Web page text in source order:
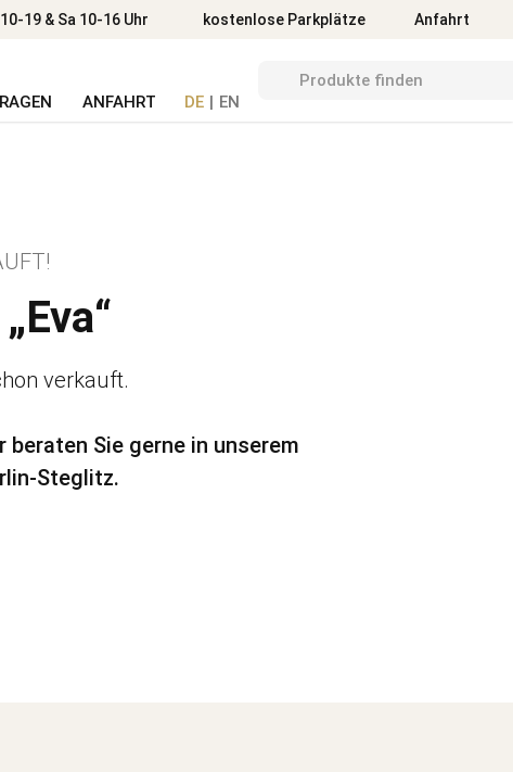
19 & Sa 10-16 Uhr kostenlose Parkplätze Anfahrt
ANFAHRT DE | EN
verkauft.
Sie gerne in unserem
Steglitz.